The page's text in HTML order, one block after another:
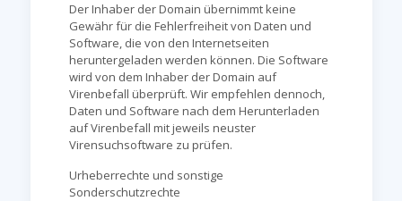
Der Inhaber der Domain übernimmt keine
Gewähr für die Fehlerfreiheit von Daten und
Software, die von den Internetseiten
heruntergeladen werden können. Die Software
wird von dem Inhaber der Domain auf
Virenbefall überprüft. Wir empfehlen dennoch,
Daten und Software nach dem Herunterladen
auf Virenbefall mit jeweils neuster
Virensuchsoftware zu prüfen.
Urheberrechte und sonstige
Sonderschutzrechte